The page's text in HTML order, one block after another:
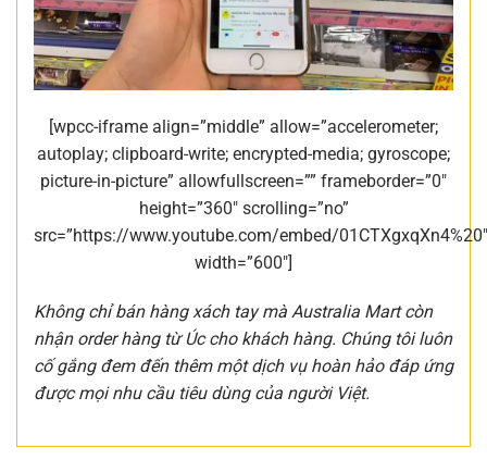
[wpcc-iframe align=”middle” allow=”accelerometer;
autoplay; clipboard-write; encrypted-media; gyroscope;
picture-in-picture” allowfullscreen=”” frameborder=”0″
height=”360″ scrolling=”no”
src=”https://www.youtube.com/embed/01CTXgxqXn4%20″
width=”600″]
Không chỉ bán hàng xách tay mà Australia Mart còn
nhận order hàng từ Úc cho khách hàng. Chúng tôi luôn
cố gắng đem đến thêm một dịch vụ hoàn hảo đáp ứng
được mọi nhu cầu tiêu dùng của người Việt.